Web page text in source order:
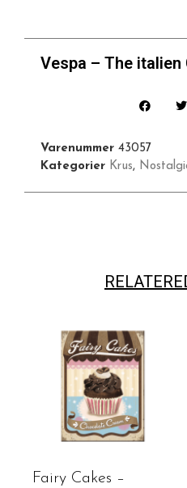
Vespa – The italien
Varenummer 43057
Kategorier Krus,
Fairy Cakes –